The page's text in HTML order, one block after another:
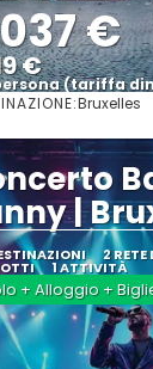
€
€
(tariffa
Vedere di
Bruxelles
|
2
1 ATTIVITÀ
+ Alloggio +